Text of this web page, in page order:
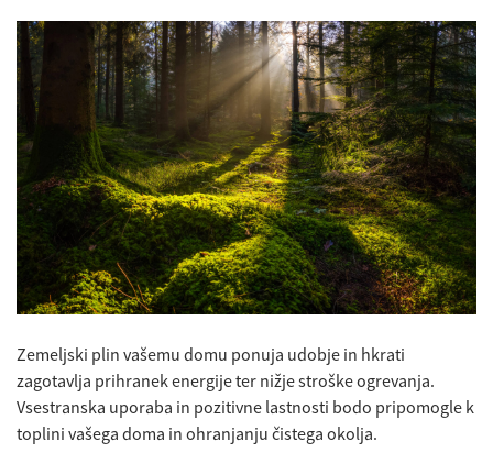
Zemeljski plin vašemu domu ponuja udobje in hkrati
zagotavlja prihranek energije ter nižje stroške ogrevanja.
Vsestranska uporaba in pozitivne lastnosti bodo pripomogle k
toplini vašega doma in ohranjanju čistega okolja.